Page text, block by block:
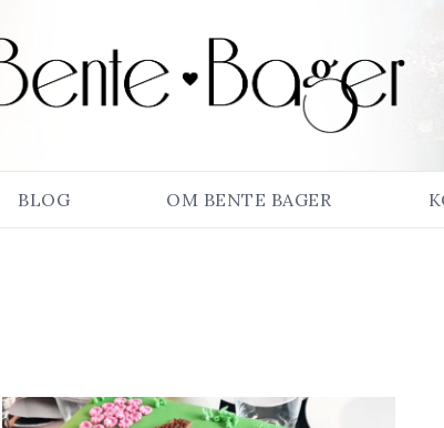
BLOG OM BENTE BAGER